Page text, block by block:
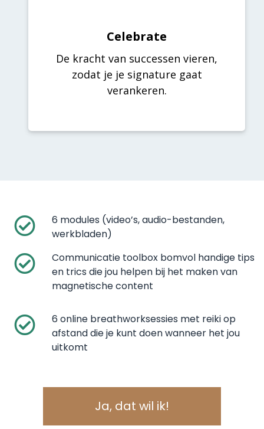
Celebrate
De kracht van successen vieren,
zodat je je signature gaat
verankeren.
6 modules (video’s, audio-bestanden,
werkbladen)
Communicatie toolbox bomvol handige tips
en trics die jou helpen bij het maken van
magnetische content
6 online breathworksessies met reiki op
afstand die je kunt doen wanneer het jou
uitkomt
Ja, dat wil ik!